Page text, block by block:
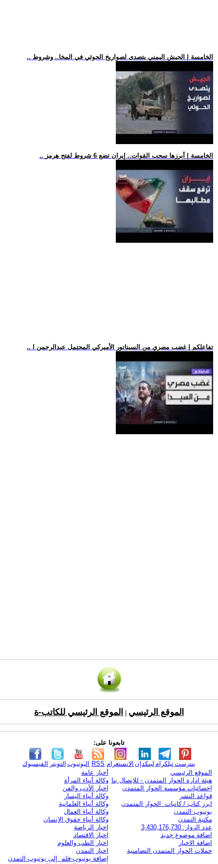
.. الخامسة | الجيش اليمني يتصدى لصواريخ الحوثي في المخا.. وشروط
.. الخامسة | أبرزها سحب القوات.. إيران تضع 6 شروط لفتح هرمز
.. تفاعلكم | غضب مصري من السيناتور الأميركي المحتمل عبدالرحمن ا
الموقع الرئيسي الموقع الرئيسي للكاتب-ة
تابعونا على:
الفيسبوك التويتر اليوتيوب RSS الانستغرام لينكدإن تيلكرامبنترست
الموقع الرئيسي
هيئة ادارة الحوار المتمدن - للإتصال بنا
إحصائيات مؤسسة الحوار المتمدن
قواعد النشر
ابرز كتاب / كاتبات الحوار المتمدن
يوتيوب التمدن
مكتبة التمدن
عدد الزوار: 3,430,176,730
اضافة موضوع جديد
اضافة الاخبار
حملات الحوار المتمدن التضامنية
أخبار عامة
وكالة أنباء المرأة
اخبار الأدب والفن
وكالة أنباء اليسار
وكالة أنباء العلمانية
وكالة أنباء العمال
وكالة أنباء حقوق الإنسان
اخبار الرياضة
اخبار الاقتصاد
اخبار الطب والعلوم
اخبار التمدن
إضافة يوتيوب-فلم إلى يوتيوب التمدن